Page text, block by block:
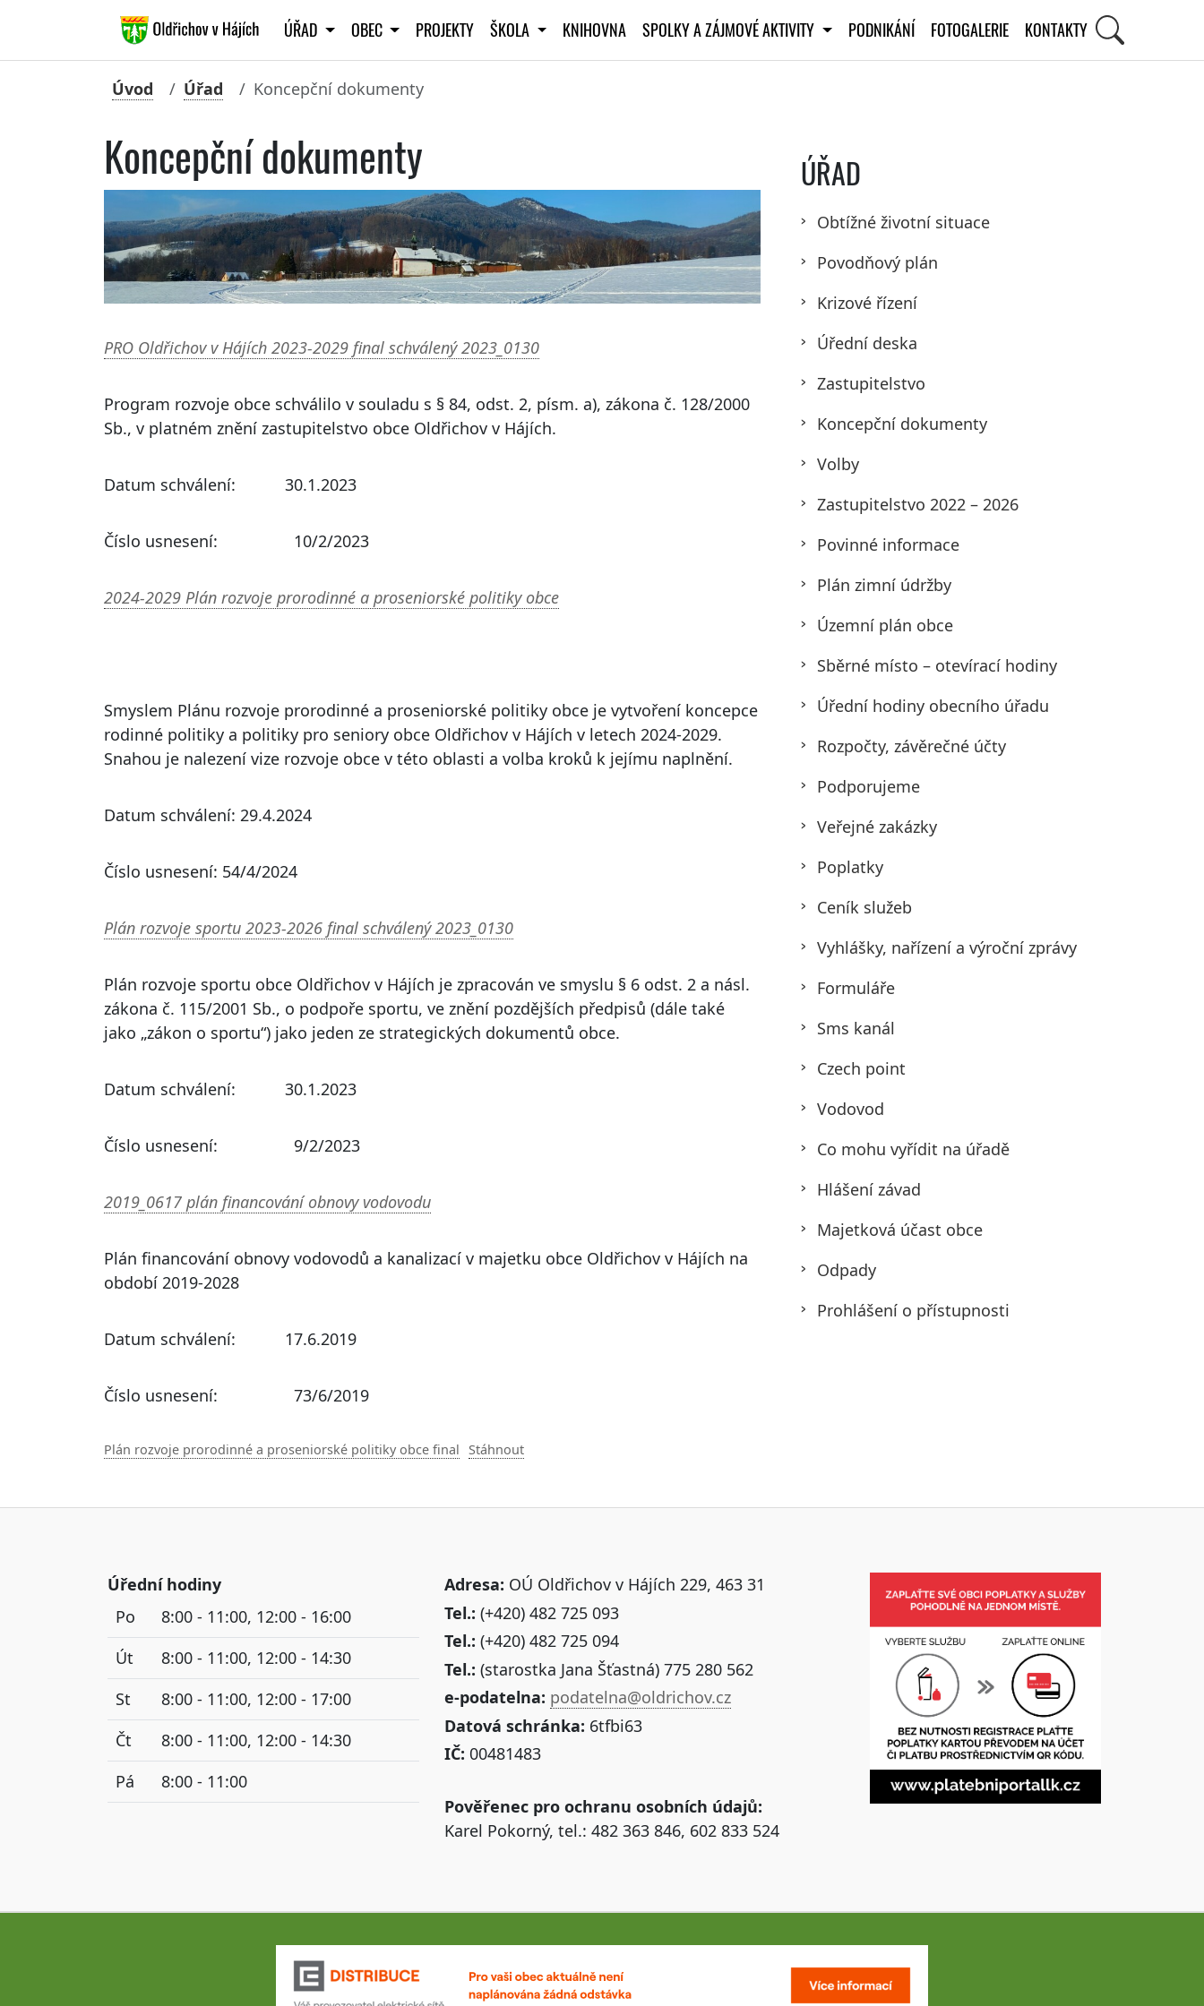
ÚŘAD OBEC PROJEKTY ŠKOLA KNIHOVNA SPOLKY A ZÁJMOVÉ AKTIVITY PODNIKÁNÍ FOTOGALERIE KONTAKTY
Úvod Úřad Koncepční dokumenty
Koncepční dokumenty
PRO Oldřichov v Hájích 2023-2029 final schválený 2023_0130
Program rozvoje obce schválilo v souladu s § 84, odst. 2, písm. a), zákona č. 128/2000
Sb., v platném znění zastupitelstvo obce Oldřichov v Hájích.
Datum schválení: 30.1.2023
Číslo usnesení: 10/2/2023
2024-2029 Plán rozvoje prorodinné a proseniorské politiky obce
Smyslem Plánu rozvoje prorodinné a proseniorské politiky obce je vytvoření koncepce
rodinné politiky a politiky pro seniory obce Oldřichov v Hájích v letech 2024-2029.
Snahou je nalezení vize rozvoje obce v této oblasti a volba kroků k jejímu naplnění.
Datum schválení: 29.4.2024
Číslo usnesení: 54/4/2024
Plán rozvoje sportu 2023-2026 final schválený 2023_0130
Plán rozvoje sportu obce Oldřichov v Hájích je zpracován ve smyslu § 6 odst. 2 a násl.
zákona č. 115/2001 Sb., o podpoře sportu, ve znění pozdějších předpisů (dále také
jako „zákon o sportu“) jako jeden ze strategických dokumentů obce.
Datum schválení: 30.1.2023
Číslo usnesení: 9/2/2023
2019_0617 plán financování obnovy vodovodu
Plán financování obnovy vodovodů a kanalizací v majetku obce Oldřichov v Hájích na
období 2019-2028
Datum schválení: 17.6.2019
Číslo usnesení: 73/6/2019
Plán rozvoje prorodinné a proseniorské politiky obce final Stáhnout
ÚŘAD
Obtížné životní situace
Povodňový plán
Krizové řízení
Úřední deska
Zastupitelstvo
Koncepční dokumenty
Volby
Zastupitelstvo 2022 – 2026
Povinné informace
Plán zimní údržby
Územní plán obce
Sběrné místo – otevírací hodiny
Úřední hodiny obecního úřadu
Rozpočty, závěrečné účty
Podporujeme
Veřejné zakázky
Poplatky
Ceník služeb
Vyhlášky, nařízení a výroční zprávy
Formuláře
Sms kanál
Czech point
Vodovod
Co mohu vyřídit na úřadě
Hlášení závad
Majetková účast obce
Odpady
Prohlášení o přístupnosti
Úřední hodiny
Po
8:00 - 11:00, 12:00 - 16:00
Út
8:00 - 11:00, 12:00 - 14:30
St
8:00 - 11:00, 12:00 - 17:00
Čt
8:00 - 11:00, 12:00 - 14:30
Pá
8:00 - 11:00
Adresa: OÚ Oldřichov v Hájích 229, 463 31
Tel.: (+420) 482 725 093
Tel.: (+420) 482 725 094
Tel.: (starostka Jana Šťastná) 775 280 562
e-podatelna: podatelna@oldrichov.cz
Datová schránka: 6tfbi63
IČ: 00481483
Pověřenec pro ochranu osobních údajů:
Karel Pokorný, tel.: 482 363 846, 602 833 524